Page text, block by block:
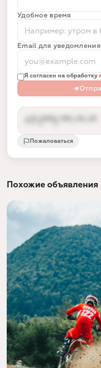
Удобное время
Email для уведомления
Я согласен на обработку
+7 (***) ***-**-**
людей,
Пожаловаться
Похожие объявления